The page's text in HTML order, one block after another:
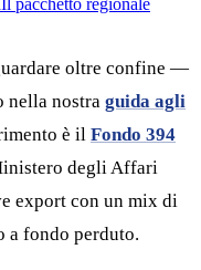
oltre confine —
nella nostra guida agli
è il Fondo 394
degli Affari
export con un mix di
a fondo perduto.